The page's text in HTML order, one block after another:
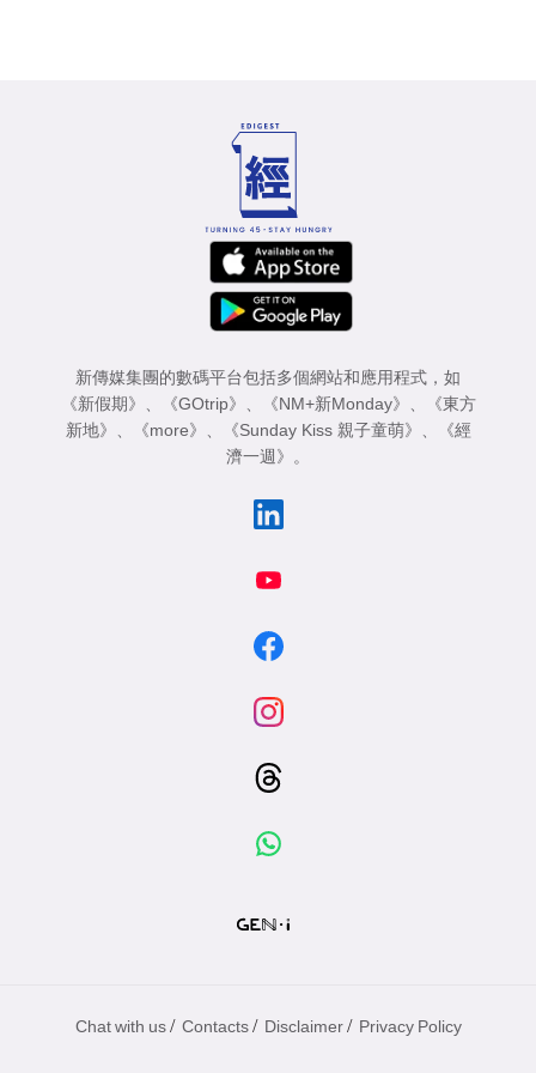
新傳媒集團的數碼平台包括多個網站和應用程式，如
《新假期》 、 《GOtrip》 、 《NM+新Monday》 、
《東方
新地》 、 《more》 、 《Sunday Kiss 親子童萌》 、
《經
濟一週》 。
Chat with us / Contacts / Disclaimer / Privacy Policy